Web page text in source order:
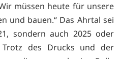
müssen heute für unsere
und bauen.“ Das Ahrtal sei
sondern auch 2025 oder
Trotz des Drucks und der